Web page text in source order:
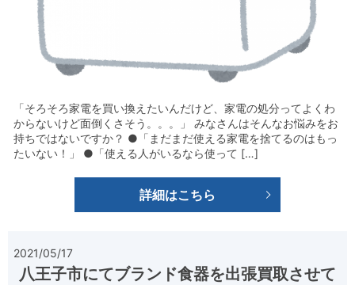
「そろそろ家電を買い換えたいんだけど、家電の処分ってよくわ
からないけど面倒くさそう。。。」 みなさんはそんなお悩みをお
持ちではないですか？ ●「まだまだ使える家電を捨てるのはもっ
たいない！」 ●「使える人がいるなら使って […]
詳細はこちら
2021/05/17
八王子市にてブランド食器を出張買取させて